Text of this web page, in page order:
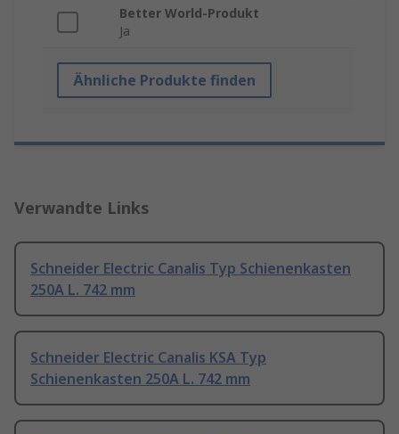
Better World-Produkt
Ja
Ähnliche Produkte finden
Verwandte Links
Schneider Electric Canalis Typ Schienenkasten
250A L. 742 mm
Schneider Electric Canalis KSA Typ
Schienenkasten 250A L. 742 mm